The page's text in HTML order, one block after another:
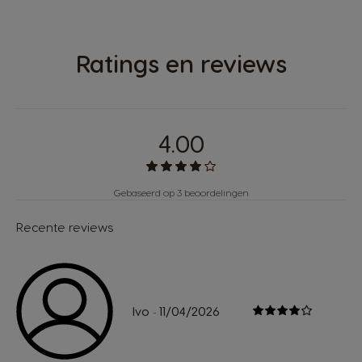
Ratings en reviews
4.00
Gebaseerd op 3 beoordelingen
Recente reviews
Ivo - 11/04/2026